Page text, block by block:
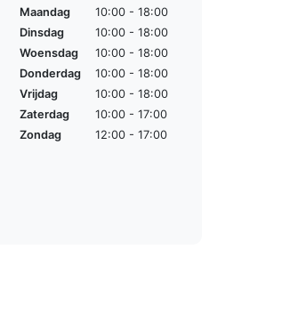
Maandag
10:00 - 18:00
Dinsdag
10:00 - 18:00
Woensdag
10:00 - 18:00
Donderdag
10:00 - 18:00
Vrijdag
10:00 - 18:00
Zaterdag
10:00 - 17:00
Zondag
12:00 - 17:00